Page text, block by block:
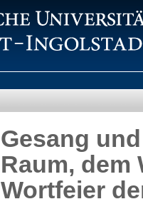
Gesang
Raum, dem
Wortfeier